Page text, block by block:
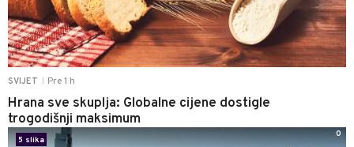
SVIJET Pre 1 h
Hrana sve skuplja: Globalne cijene dostigle
trogodišnji maksimum
5 slika
0